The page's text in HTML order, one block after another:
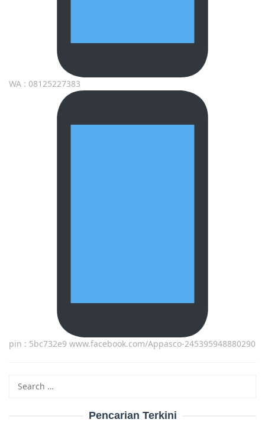
WA : 08125227383
pin : 5bc732e9 www.facebook.com/Appasco-245395948880290
for:
Pencarian Terkini